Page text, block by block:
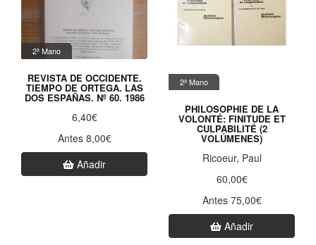
2ª Mano
REVISTA DE OCCIDENTE.
TIEMPO DE ORTEGA. LAS
DOS ESPAÑAS. Nº 60. 1986
6,40€
Antes 8,00€
Añadir
2ª Mano
PHILOSOPHIE DE LA
VOLONTÉ: FINITUDE ET
CULPABILITÉ (2
VOLÚMENES)
Ricoeur, Paul
60,00€
Antes 75,00€
Añadir